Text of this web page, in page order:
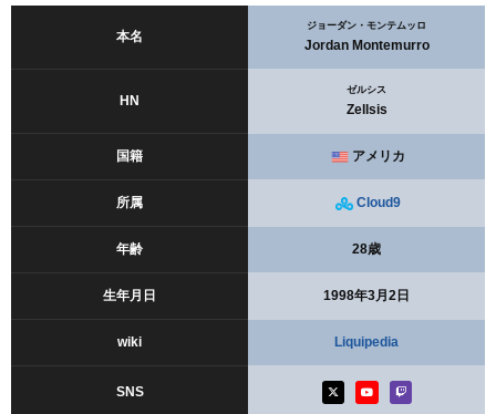
本名
ジョーダン・モンテムッロ
Jordan Montemurro
HN
ゼルシス
Zellsis
国籍 アメリカ
所属 Cloud9
年齢 28歳
生年月日 1998年3月2日
wiki Liquipedia
SNS